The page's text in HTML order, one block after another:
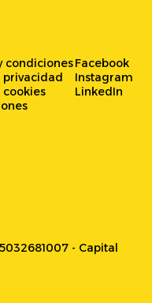
condiciones
privacidad
Facebook
Instagram
LinkedIn
- Capital